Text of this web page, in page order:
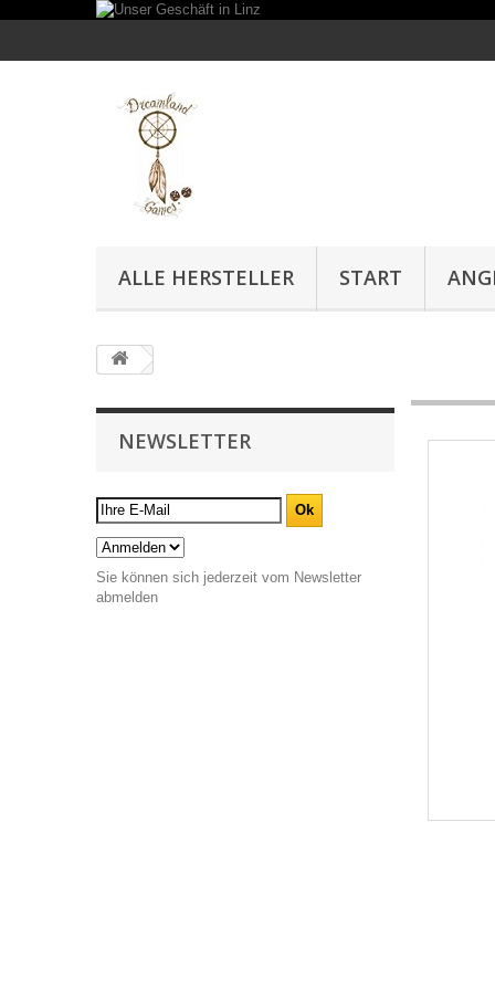
ALLE HERSTELLER START
NEWSLETTER
Sie können sich jederzeit vom Newsletter
abmelden